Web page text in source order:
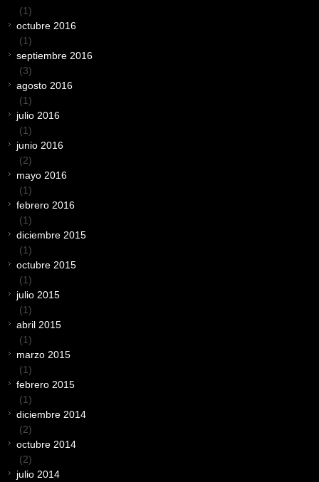
(1)
octubre 2016
(1)
septiembre 2016
(3)
agosto 2016
(1)
julio 2016
(1)
junio 2016
(2)
mayo 2016
(1)
febrero 2016
(1)
diciembre 2015
(1)
octubre 2015
(1)
julio 2015
(1)
abril 2015
(1)
marzo 2015
(1)
febrero 2015
(1)
diciembre 2014
(2)
octubre 2014
(2)
julio 2014